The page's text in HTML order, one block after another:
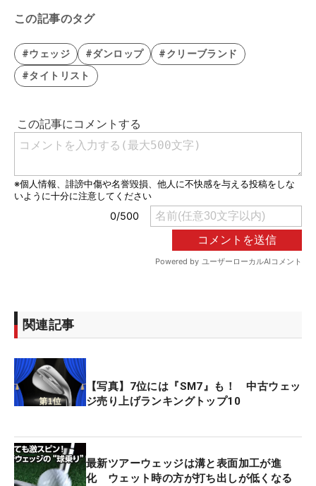
この記事のタグ
#ウェッジ #ダンロップ
#クリーブランド
#タイトリスト
関連記事
【写真】7位には『SM7』も！ 中古ウェッ
ジ売り上げランキングトップ10
最新ツアーウェッジは溝と表面加工が進
化 ウェット時の方が打ち出しが低くなる